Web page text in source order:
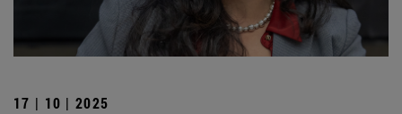
17 | 10 | 2025